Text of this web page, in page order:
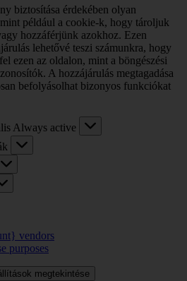
biztosítása érdekében olyan
például a cookie-k, hogy tároljuk
hozzáférjünk azokhoz. Ezen
lehetővé teszi számunkra, hogy
ezen az oldalon, mint a böngészési
A hozzájárulás megtagadása
befolyásolhat bizonyos funkciókat
Always active
vendors
purposes
megtekintése